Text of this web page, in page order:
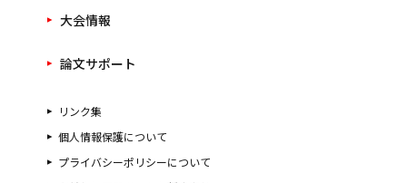
大会情報
論文サポート
リンク集
個人情報保護について
プライバシーポリシーについて